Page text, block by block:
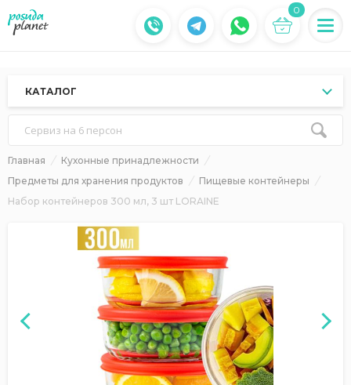
0
КАТАЛОГ
Сервиз на 6 персон
Главная
Кухонные принадлежности
Предметы для хранения продуктов
Пищевые контейнеры
Набор контейнеров 300 мл, 3 шт LORAINE